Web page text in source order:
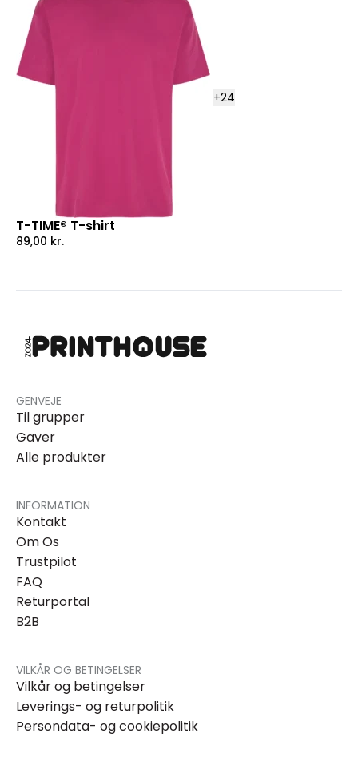
+24
T-TIME® T-shirt
89,00 kr.
GENVEJE
Til grupper
Gaver
Alle produkter
INFORMATION
Kontakt
Om Os
Trustpilot
FAQ
Returportal
B2B
VILKÅR OG BETINGELSER
Vilkår og betingelser
Leverings- og returpolitik
Persondata- og cookiepolitik